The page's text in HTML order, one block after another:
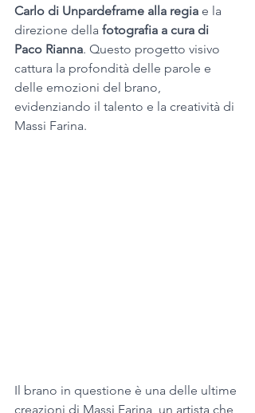
Carlo di Unpardeframe alla regia e la
direzione della fotografia a cura di
Paco Rianna. Questo progetto visivo
cattura la profondità delle parole e
delle emozioni del brano,
evidenziando il talento e la creatività di
Massi Farina.
Il brano in questione è una delle ultime
creazioni di Massi Farina, un artista che